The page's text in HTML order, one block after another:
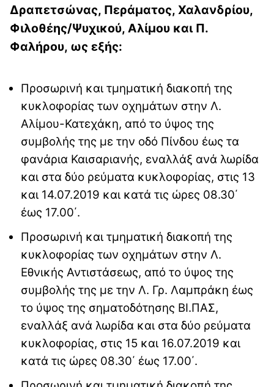
Δραπετσώνας, Περάματος, Χαλανδρίου,
Φιλοθέης/Ψυχικού, Αλίμου και Π.
Φαλήρου, ως εξής:
Προσωρινή και τμηματική διακοπή της
κυκλοφορίας των οχημάτων στην Λ.
Αλίμου-Κατεχάκη, από το ύψος της
συμβολής της με την οδό Πίνδου έως τα
φανάρια Καισαριανής, εναλλάξ ανά λωρίδα
και στα δύο ρεύματα κυκλοφορίας, στις 13
και 14.07.2019 και κατά τις ώρες 08.30΄
έως 17.00΄.
Προσωρινή και τμηματική διακοπή της
κυκλοφορίας των οχημάτων στην Λ.
Εθνικής Αντιστάσεως, από το ύψος της
συμβολής της με την Λ. Γρ. Λαμπράκη έως
το ύψος της σηματοδότησης ΒΙ.ΠΑΣ,
εναλλάξ ανά λωρίδα και στα δύο ρεύματα
κυκλοφορίας, στις 15 και 16.07.2019 και
κατά τις ώρες 08.30΄ έως 17.00΄.